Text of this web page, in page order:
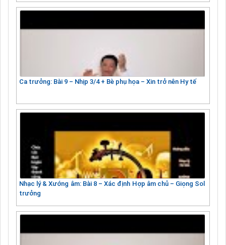
Ca trưởng: Bài 9 – Nhịp 3/4 + Bè phụ họa – Xin trở nên Hy tế
Nhạc lý & Xướng âm: Bài 8 – Xác định Hợp âm chủ – Giọng Sol
trưởng